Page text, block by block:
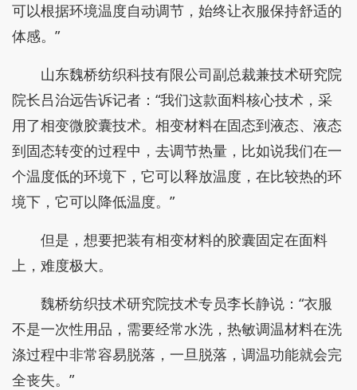
可以根据环境温度自动调节，始终让衣服保持舒适的
体感。”
山东魏桥纺织科技有限公司副总裁兼技术研究院
院长吕治远告诉记者：“我们这款面料核心技术，采
用了相变微胶囊技术。相变材料在固态到液态、液态
到固态转变的过程中，去调节热量，比如说我们在一
个温度低的环境下，它可以释放温度，在比较热的环
境下，它可以降低温度。”
但是，想要把装有相变材料的胶囊固定在面料
上，难度极大。
魏桥纺织技术研究院技术专员李长静说：“衣服
不是一次性用品，需要经常水洗，热敏调温材料在洗
涤过程中非常容易脱落，一旦脱落，调温功能就会完
全丧失。”